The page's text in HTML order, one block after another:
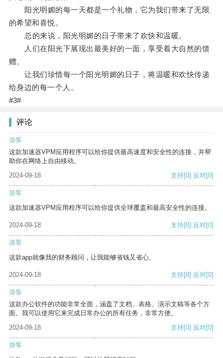
阳光明媚的每一天都是一个礼物，它为我们带来了无限
的希望和喜悦。
总的来说，阳光明媚的日子带来了欢快和温暖。
人们在阳光下展现出最美好的一面，享受着大自然的馈
赠。
让我们珍惜每一个阳光明媚的日子，将温暖和欢快传递
给身边的每一个人。
#3#
评论
游客
这款加速器VPM应用程序可以给你提供最高速度和安全性的连接，并帮
助你在网络上自由移动。
2024-09-18
支持[0] 反对[0]
游客
这款加速器VPM应用程序可以给你提供全球覆盖和最高安全性的连接。
2024-09-18 支持[0] 反对[0]
游客
这款app就像我的财务顾问，让我能够省钱又省心。
2024-09-18 支持[0] 反对[0]
游客
这款办公软件的功能非常全面，涵盖了文档、表格、演示文稿等各个方
面。我可以使用它来完成日常办公的所有任务，非常方便。
2024-09-18
支持[0] 反对[0]
游客